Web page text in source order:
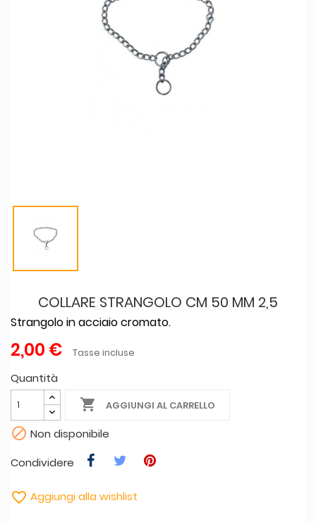
COLLARE STRANGOLO CM 50 MM 2,5
Strangolo in acciaio cromato.
2,00 € Tasse incluse
Quantità
 AGGIUNGI AL CARRELLO
 Non disponibile
Condividere
 Aggiungi alla wishlist